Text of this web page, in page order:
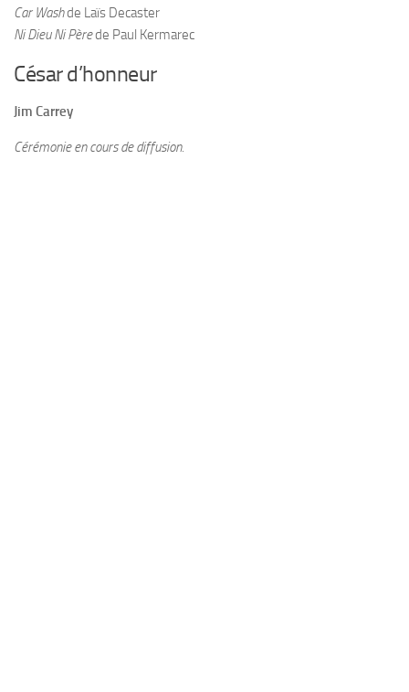
Car Washde Laïs Decaster
Ni Dieu Ni Pèrede Paul Kermarec
César d’honneur
Jim Carrey
Cérémonie en cours de diffusion.